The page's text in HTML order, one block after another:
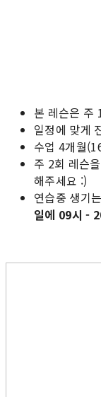
본 레슨은 주
일정에 맞게
수업 4개월
주 2회 레슨
해주세요 :)
연습중 생기
일에 09시 -